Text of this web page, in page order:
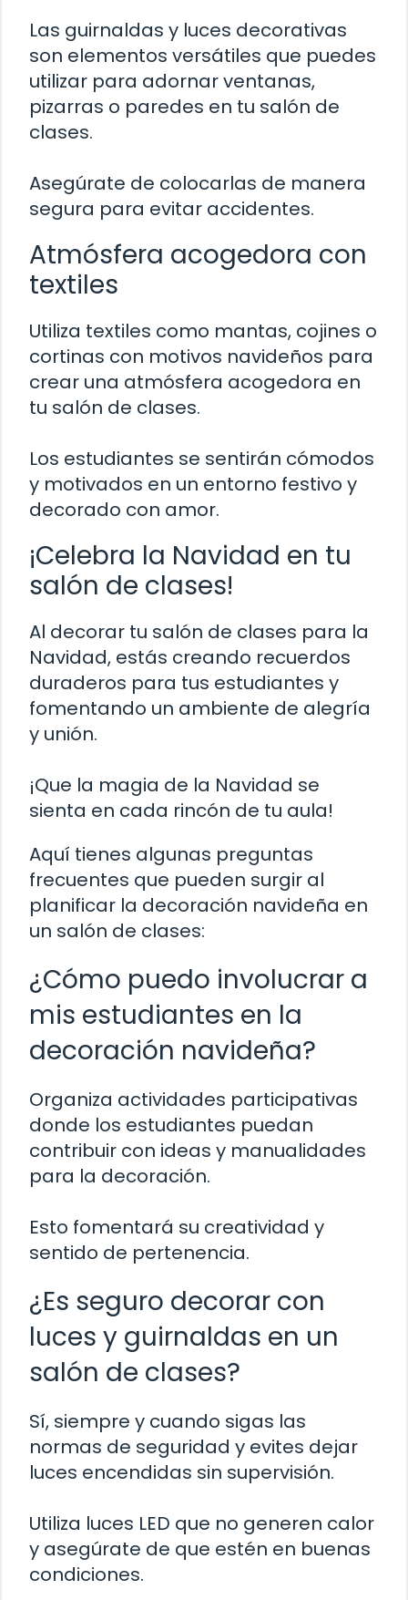
Las guirnaldas y luces decorativas
son elementos versátiles que puedes
utilizar para adornar ventanas,
pizarras o paredes en tu salón de
clases.
Asegúrate de colocarlas de manera
segura para evitar accidentes.
Atmósfera acogedora con
textiles
Utiliza textiles como mantas, cojines o
cortinas con motivos navideños para
crear una atmósfera acogedora en
tu salón de clases.
Los estudiantes se sentirán cómodos
y motivados en un entorno festivo y
decorado con amor.
¡Celebra la Navidad en tu
salón de clases!
Al decorar tu salón de clases para la
Navidad, estás creando recuerdos
duraderos para tus estudiantes y
fomentando un ambiente de alegría
y unión.
¡Que la magia de la Navidad se
sienta en cada rincón de tu aula!
Aquí tienes algunas preguntas
frecuentes que pueden surgir al
planificar la decoración navideña en
un salón de clases:
¿Cómo puedo involucrar a
mis estudiantes en la
decoración navideña?
Organiza actividades participativas
donde los estudiantes puedan
contribuir con ideas y manualidades
para la decoración.
Esto fomentará su creatividad y
sentido de pertenencia.
¿Es seguro decorar con
luces y guirnaldas en un
salón de clases?
Sí, siempre y cuando sigas las
normas de seguridad y evites dejar
luces encendidas sin supervisión.
Utiliza luces LED que no generen calor
y asegúrate de que estén en buenas
condiciones.